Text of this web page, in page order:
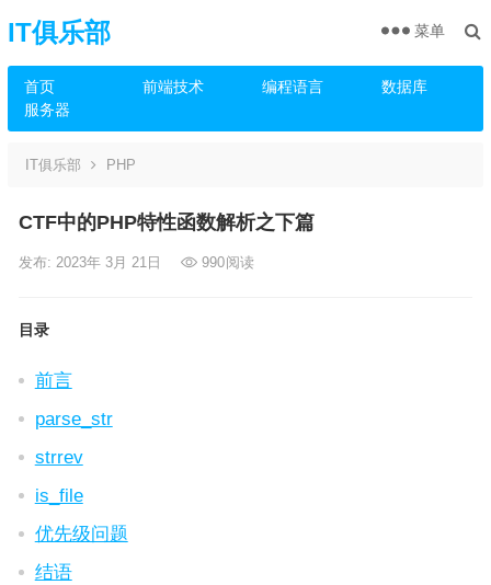
IT俱乐部
首页 前端技术 编程语言
数据库
服务器
菜单
IT俱乐部 PHP
CTF中的PHP特性函数解析之下篇
发布: 2023年 3月 21日 990阅读
目录
前言
parse_str
strrev
is_file
优先级问题
结语